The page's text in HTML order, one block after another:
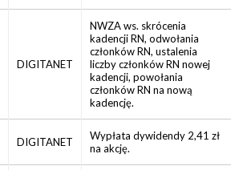
DIGITANET
NWZA ws. skrócenia
kadencji RN, odwołania
członków RN, ustalenia
liczby członków RN nowej
kadencji, powołania
członków RN na nową
kadencję.
DIGITANET
Wypłata dywidendy 2,41 zł
na akcję.